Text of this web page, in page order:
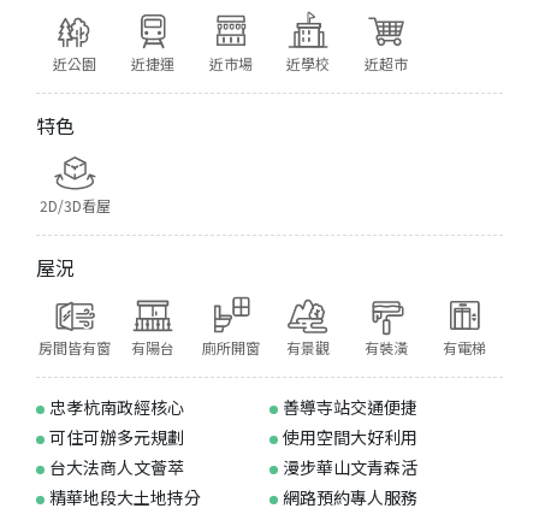
近公園 近捷運 近市場 近學校 近超市
特色
2D/3D看屋
屋況
房間皆有窗 有陽台 廁所開窗 有景觀 有裝潢 有電梯
忠孝杭南政經核心
善導寺站交通便捷
可住可辦多元規劃
使用空間大好利用
台大法商人文薈萃
漫步華山文青森活
精華地段大土地持分
網路預約專人服務